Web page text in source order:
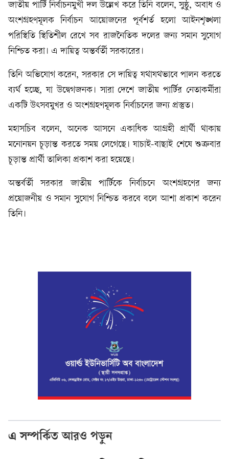
জাতীয় পার্টি নির্বাচনমুখী দল উল্লেখ করে তিনি বলেন, সুষ্ঠু, অবাধ ও
অংশগ্রহণমূলক নির্বাচন আয়োজনের পূর্বশর্ত হলো আইনশৃঙ্খলা
পরিস্থিতি স্থিতিশীল রেখে সব রাজনৈতিক দলের জন্য সমান সুযোগ
নিশ্চিত করা। এ দায়িত্ব অন্তর্বর্তী সরকারের।
তিনি অভিযোগ করেন, সরকার সে দায়িত্ব যথাযথভাবে পালন করতে
ব্যর্থ হচ্ছে, যা উদ্বেগজনক। সারা দেশে জাতীয় পার্টির নেতাকর্মীরা
একটি উৎসবমুখর ও অংশগ্রহণমূলক নির্বাচনের জন্য প্রস্তুত।
মহাসচিব বলেন, অনেক আসনে একাধিক আগ্রহী প্রার্থী থাকায়
মনোনয়ন চূড়ান্ত করতে সময় লেগেছে। যাচাই-বাছাই শেষে শুক্রবার
চূড়ান্ত প্রার্থী তালিকা প্রকাশ করা হয়েছে।
অন্তর্বর্তী সরকার জাতীয় পার্টিকে নির্বাচনে অংশগ্রহণের জন্য
প্রয়োজনীয় ও সমান সুযোগ নিশ্চিত করবে বলে আশা প্রকাশ করেন
তিনি।
এ সম্পর্কিত আরও পড়ুন